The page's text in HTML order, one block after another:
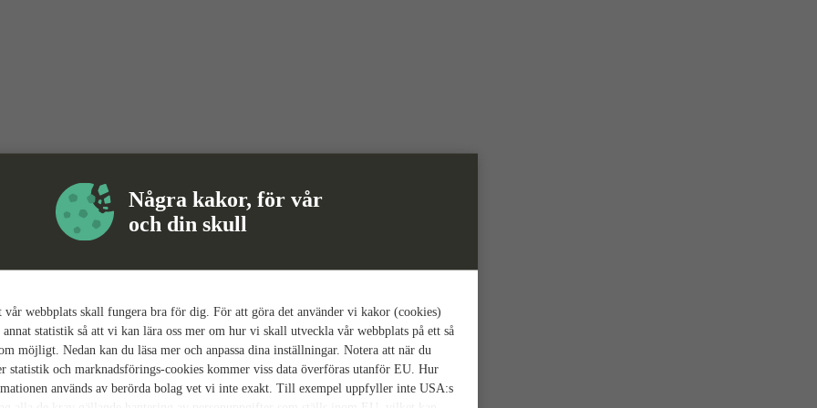
Några kakor, för vår
och din skull
webbplats skall fungera bra för dig. För att göra det använder vi kakor (cookies)
statistik så att vi kan lära oss mer om hur vi skall utveckla vår webbplats på ett så
möjligt. Nedan kan du läsa mer och anpassa dina inställningar. Notera att när du
statistik och marknadsförings-cookies kommer viss data överföras utanför EU. Hur
används av berörda bolag vet vi inte exakt. Till exempel uppfyller inte USA:s